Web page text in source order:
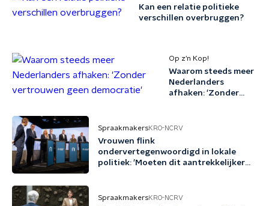
Kan een relatie politieke
verschillen overbruggen?
Op z’n Kop!
Waarom steeds meer
Nederlanders
afhaken: 'Zonder
SpraakmakersKRO-NCRV
Vrouwen flink
ondervertegenwoordigd in lokale
politiek: 'Moeten dit aantrekkelijker
SpraakmakersKRO-NCRV